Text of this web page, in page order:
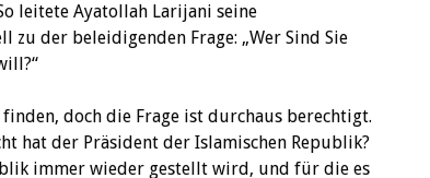
leitete Ayatollah Larijani seine
zu der beleidigenden Frage: „Wer Sind Sie
doch die Frage ist durchaus berechtigt.
hat der Präsident der Islamischen Republik?
immer wieder gestellt wird, und für die es